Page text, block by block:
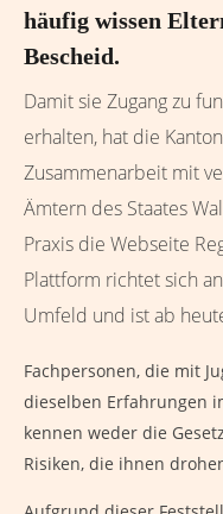
häufig wissen
Bescheid.
Damit sie Zugang zu
erhalten, hat die
Zusammenarbeit mit
Ämtern des Staates
Praxis die Webseite
Plattform richtet sich
Umfeld und ist ab
Fachpersonen, die mit
dieselben Erfahrungen
kennen weder die
Risiken, die ihnen